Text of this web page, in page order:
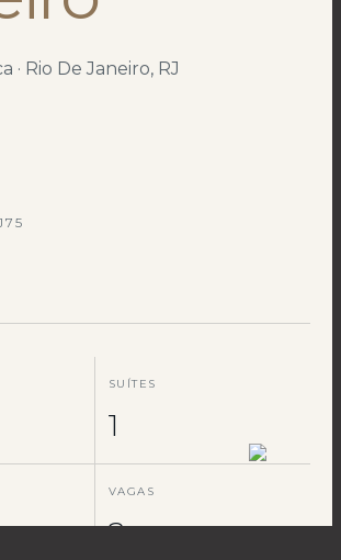
· Rio De Janeiro, RJ
SUÍTES
1
VAGAS
2